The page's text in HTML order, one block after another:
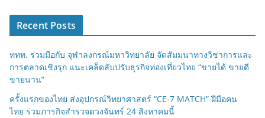
Recent Posts
ททท. ร่วมมือกับ จุฬาลงกรณ์มหาวิทยาลัย จัดสัมมนาทางวิชาการและ
การตลาดเชิงรุก แนะเคล็ดลับปรับธุรกิจท่องเที่ยวไทย “ขายได้ ขายดี
ขายนาน”
ครั้งแรกของไทย ส่งอุปกรณ์วิทยาศาสตร์ “CE-7 MATCH” ฝีมือคน
ไทย ร่วมภารกิจสำรวจดวงจันทร์ 24 สิงหาคมนี้